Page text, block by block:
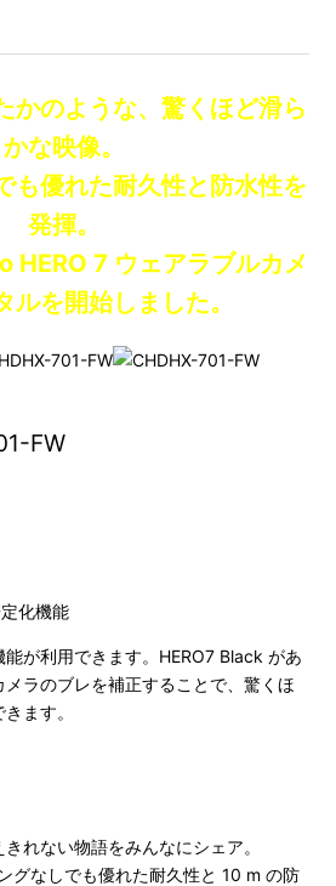
かのような、驚くほど滑ら
かな映像。
も優れた耐久性と防水性を
発揮。
HERO 7 ウェアラブルカメ
ルを開始しました。
FW
化機能
が利用できます。HERO7 Black があ
ラのブレを補正することで、驚くほ
ます。
れない物語をみんなにシェア。
グなしでも優れた耐久性と 10 m の防